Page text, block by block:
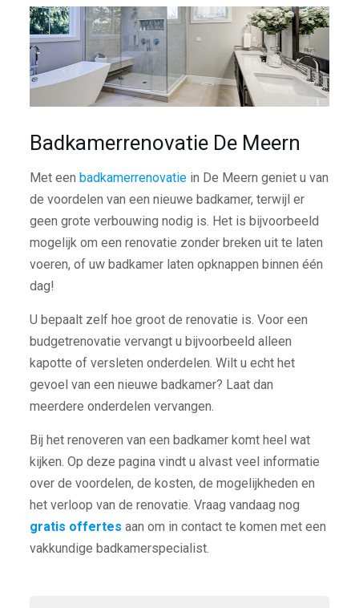
Badkamerrenovatie De Meern
Met een badkamerrenovatiein De Meern geniet u van
de voordelen van een nieuwe badkamer, terwijl er
geen grote verbouwing nodig is. Het is bijvoorbeeld
mogelijk om een renovatie zonder breken uit te laten
voeren, of uw badkamer laten opknappen binnen één
dag!
U bepaalt zelf hoe groot de renovatie is. Voor een
budgetrenovatie vervangt u bijvoorbeeld alleen
kapotte of versleten onderdelen. Wilt u echt het
gevoel van een nieuwe badkamer? Laat dan
meerdere onderdelen vervangen.
Bij het renoveren van een badkamer komt heel wat
kijken. Op deze pagina vindt u alvast veel informatie
over de voordelen, de kosten, de mogelijkheden en
het verloop van de renovatie. Vraag vandaag nog
gratis offertes aan om in contact te komen met een
vakkundige badkamerspecialist.